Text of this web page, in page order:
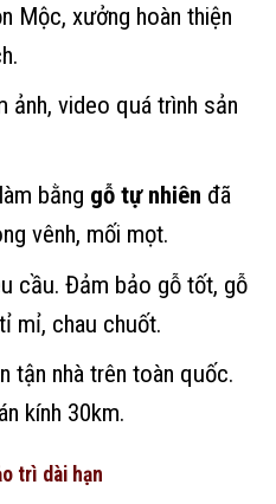
Mộc, xưởng hoàn thiện
ảnh, video quá trình sản
bằng gỗ tự nhiên đã
vênh, mối mọt.
cầu. Đảm bảo gỗ tốt, gỗ
mỉ, chau chuốt.
tận nhà trên toàn quốc.
kính 30km.
trì dài hạn